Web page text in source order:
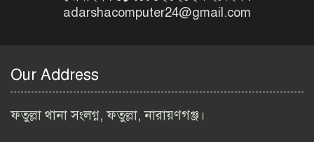
২০২৬ | BIWTA Job Circular
adarshacomputer24@gmail.com
Our Address
ফতুল্লা থানা সংলগ্ন, ফতুল্লা, নারায়ণগঞ্জ।